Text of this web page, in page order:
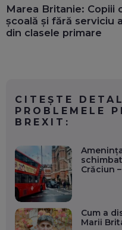
Marea Britanie: Copiii
școală și fără serviciu
din clasele primare
CITEȘTE
PROBLEMELE
BREXIT:
Crăciun –
Cum a
Marii